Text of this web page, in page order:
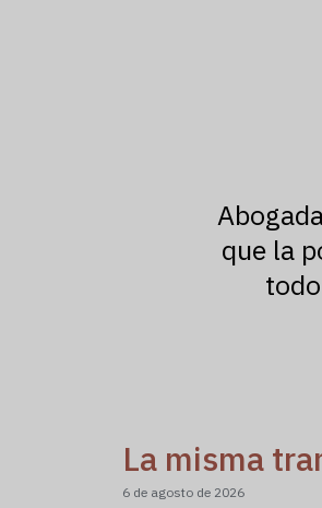
que la
La misma
6 de agosto de 2026